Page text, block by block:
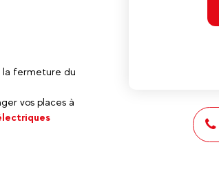
la fermeture du
vos places à